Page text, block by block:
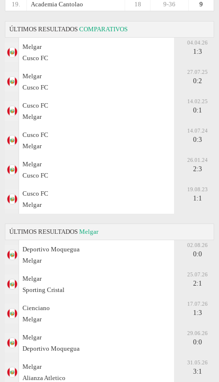
19. Academia Cantolao 9
9-36
18
ÚLTIMOS RESULTADOS COMPARATIVOS
Melgar
Cusco FC
04.04.26
1:3
Melgar
Cusco FC
27.07.25
0:2
Cusco FC
Melgar
14.02.25
0:1
Cusco FC
Melgar
14.07.24
0:3
Melgar
Cusco FC
26.01.24
2:3
Cusco FC
Melgar
19.08.23
1:1
ÚLTIMOS RESULTADOS Melgar
Deportivo Moquegua
Melgar
02.08.26
0:0
Melgar
Sporting Cristal
25.07.26
2:1
Cienciano
Melgar
17.07.26
1:3
Melgar
Deportivo Moquegua
29.06.26
0:0
Melgar
Alianza Atletico
31.05.26
3:1